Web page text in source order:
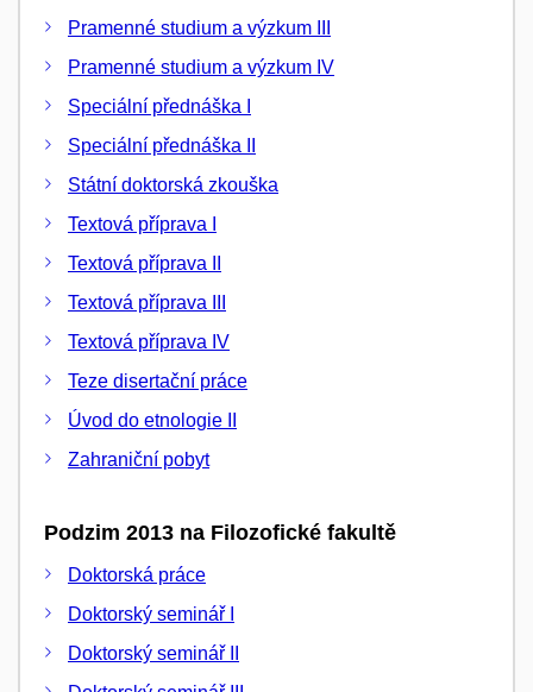
Pramenné studium a výzkum III
Pramenné studium a výzkum IV
Speciální přednáška I
Speciální přednáška II
Státní doktorská zkouška
Textová příprava I
Textová příprava II
Textová příprava III
Textová příprava IV
Teze disertační práce
Úvod do etnologie II
Zahraniční pobyt
Podzim 2013 na Filozofické fakultě
Doktorská práce
Doktorský seminář I
Doktorský seminář II